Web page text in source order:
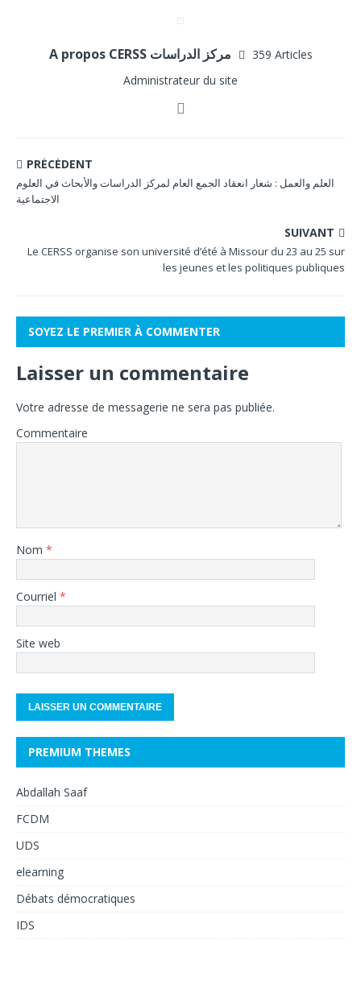
359 Articles
Administrateur du site
PRÉCÉDENT
العلم والعمل : شعار انعقاد الجمع العام لمركز الدراسات والأبحاث في العلوم
الاجتماعية
SUIVANT
Le CERSS organise son université d’été à Missour du 23 au 25 sur
les jeunes et les politiques publiques
SOYEZ LE PREMIER À COMMENTER
Laisser un commentaire
Votre adresse de messagerie ne sera pas publiée.
Commentaire
Nom *
Courriel *
Site web
PREMIUM THEMES
Abdallah Saaf
FCDM
UDS
elearning
Débats démocratiques
IDS